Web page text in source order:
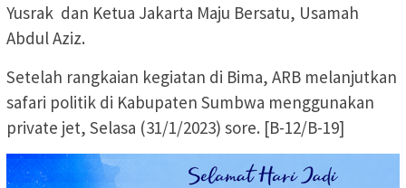
Yusrak dan Ketua Jakarta Maju Bersatu, Usamah
Abdul Aziz.
Setelah rangkaian kegiatan di Bima, ARB melanjutkan
safari politik di Kabupaten Sumbwa menggunakan
private jet, Selasa (31/1/2023) sore. [B-12/B-19]